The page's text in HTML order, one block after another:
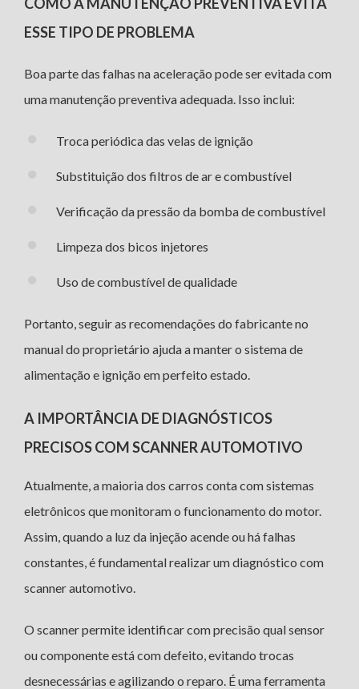
ESSE TIPO DE PROBLEMA
Boa parte das falhas na aceleração pode ser evitada com
uma manutenção preventiva adequada. Isso inclui:
Troca periódica das velas de ignição
Substituição dos filtros de ar e combustível
Verificação da pressão da bomba de combustível
Limpeza dos bicos injetores
Uso de combustível de qualidade
Portanto, seguir as recomendações do fabricante no
manual do proprietário ajuda a manter o sistema de
alimentação e ignição em perfeito estado.
A IMPORTÂNCIA DE DIAGNÓSTICOS
PRECISOS COM SCANNER AUTOMOTIVO
Atualmente, a maioria dos carros conta com sistemas
eletrônicos que monitoram o funcionamento do motor.
Assim, quando a luz da injeção acende ou há falhas
constantes, é fundamental realizar um diagnóstico com
scanner automotivo.
O scanner permite identificar com precisão qual sensor
ou componente está com defeito, evitando trocas
desnecessárias e agilizando o reparo. É uma ferramenta